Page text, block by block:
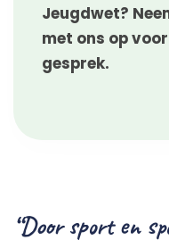
Jeugdwet?
met ons op
gesprek.
“Door sport en